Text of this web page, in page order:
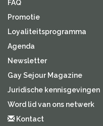
FAQ
Promotie
Loyaliteitsprogramma
Agenda
Newsletter
Gay Sejour Magazine
Juridische kennisgevingen
Word lid van ons netwerk
Kontact